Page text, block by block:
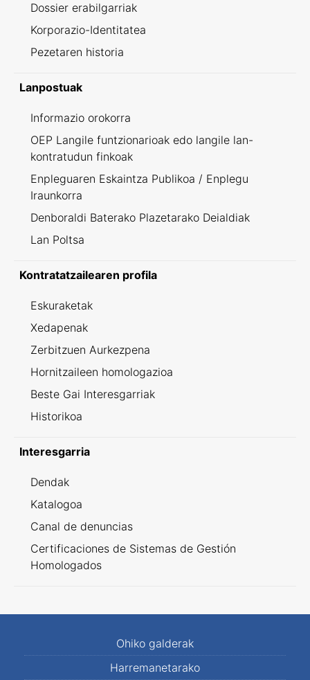
Dossier erabilgarriak
Korporazio-Identitatea
Pezetaren historia
Lanpostuak
Informazio orokorra
OEP Langile funtzionarioak edo langile lan-
kontratudun finkoak
Enpleguaren Eskaintza Publikoa / Enplegu
Iraunkorra
Denboraldi Baterako Plazetarako Deialdiak
Lan Poltsa
Kontratatzailearen profila
Eskuraketak
Xedapenak
Zerbitzuen Aurkezpena
Hornitzaileen homologazioa
Beste Gai Interesgarriak
Historikoa
Interesgarria
Dendak
Katalogoa
Canal de denuncias
Certificaciones de Sistemas de Gestión
Homologados
Ohiko galderak
Harremanetarako